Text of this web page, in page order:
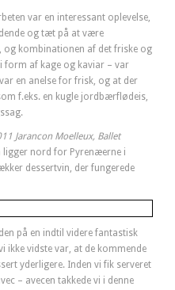
var en interessant oplevelse,
og tæt på at være
og kombinationen af det friske og
form af kage og kaviar – var
en anelse for frisk, og at der
f.eks. en kugle jordbærflødeis,
Jarancon Moelleux, Ballet
ligger nord for Pyrenæerne i
dessertvin, der fungerede
på en indtil videre fantastisk
ikke vidste var, at de kommende
yderligere. Inden vi fik serveret
– avecen takkede vi i denne